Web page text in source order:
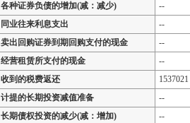
各种证券负债的增加(减：减少)
--
同业往来利息支出
--
卖出回购证券到期回购支付的现金
--
经营租赁所支付的现金
--
收到的税费返还
1537021
计提的长期投资减值准备
--
长期债权投资的减少(减：增加)
--